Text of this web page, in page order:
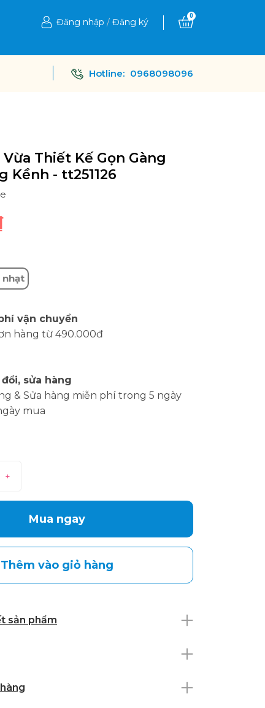
Đăng nhập / Đăng ký
0
Hotline: 0968098096
Vừa Thiết Kế Gọn Gàng
Kềnh - tt251126
nhạt
vận chuyển
hàng từ 490.000đ
sửa hàng
& Sửa hàng miễn phí trong 5 ngày
mua
+
Mua ngay
Thêm vào giỏ hàng
sản phẩm